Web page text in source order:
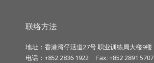
联络方法
地址：香港湾仔活道27号 职业训练局大楼9楼
电话：+852 2836 1922
Fax: +852 2891 5707